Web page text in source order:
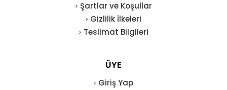
Şartlar ve Koşullar
Gizlilik İlkeleri
Teslimat Bilgileri
ÜYE
Giriş Yap